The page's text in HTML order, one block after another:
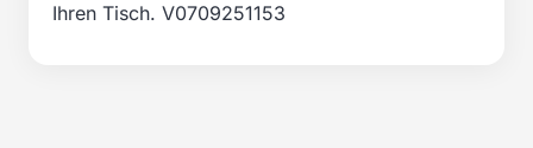
Ihren Tisch. V0709251153